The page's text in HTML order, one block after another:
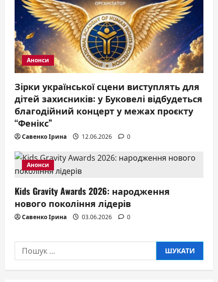
Анонси
Зірки української сцени виступлять для
дітей захисників: у Буковелі відбудеться
благодійний концерт у межах проєкту
“Фенікс”
Савенко Ірина 12.06.2026 0
Анонси
Kids Gravity Awards 2026: народження
нового покоління лідерів
Савенко Ірина 03.06.2026 0
Пошук: